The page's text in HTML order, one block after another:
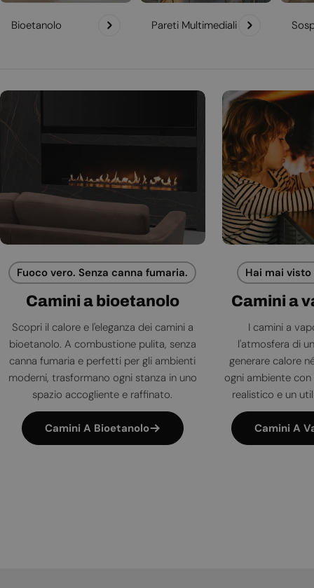
Bioetanolo Pareti Multimediali
Fuoco vero. Senza canna fumaria.
Camini a bioetanolo
Scopri il calore e l'eleganza dei camini a
bioetanolo. A combustione pulita, senza
canna fumaria e perfetti per gli ambienti
moderni, trasformano ogni stanza in uno
spazio accogliente e raffinato.
Camini A Bioetanolo
Hai mai
Camini a
I camini a
l'atmosfera di
generare calore
ogni ambiente
realistico e un
Camini A